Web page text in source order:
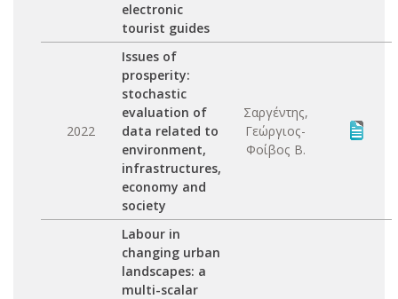
electronic
tourist guides
2022
Issues of
prosperity:
stochastic
evaluation of
data related to
environment,
infrastructures,
economy and
society
Σαργέντης,
Γεώργιος-
Φοίβος Β.
Labour in
changing urban
landscapes: a
multi-scalar